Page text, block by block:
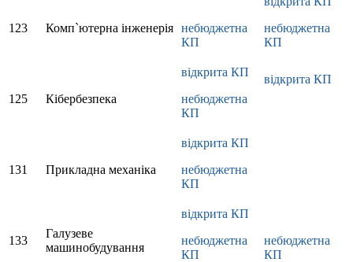
123 Комп`ютерна інженерія небюджетна
КП
небюджетна
КП
125 Кібербезпека
відкрита КП
небюджетна
КП
відкрита КП
131 Прикладна механіка
відкрита КП
небюджетна
КП
133
Галузеве
машинобудування
відкрита КП
небюджетна
КП
небюджетна
КП